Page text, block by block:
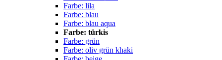
Farbe: lila
Farbe: blau
Farbe: blau aqua
Farbe: türkis
Farbe: grün
Farbe: oliv grün khaki